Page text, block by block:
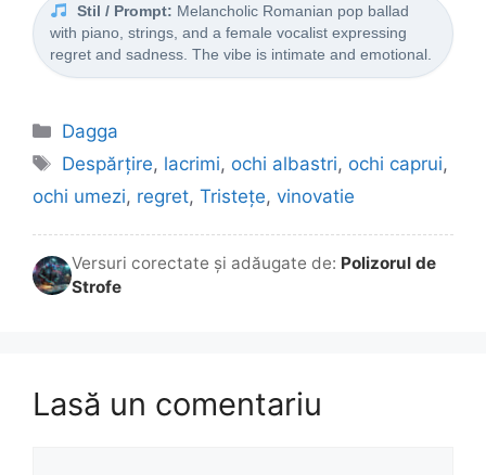
Stil / Prompt: Melancholic Romanian pop ballad
with piano, strings, and a female vocalist expressing
regret and sadness. The vibe is intimate and emotional.
Categorii
Dagga
Etichete
Despărțire, lacrimi, ochi albastri, ochi caprui,
ochi umezi, regret, Tristețe, vinovatie
Versuri corectate și adăugate de: Polizorul de
Strofe
Lasă un comentariu